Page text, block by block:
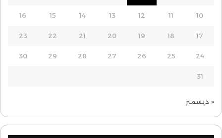
10
11
12
13
14
15
16
17
18
19
20
21
22
23
24
25
26
27
28
29
30
31
« ديسمبر